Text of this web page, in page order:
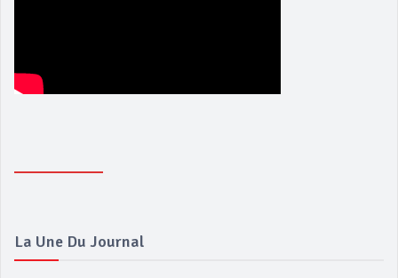
La Une Du Journal